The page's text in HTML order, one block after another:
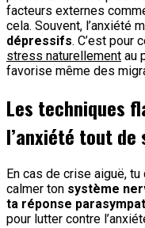
facteurs externes
cela. Souvent, l’anxiété
dépressifs. C’est pour
stress naturellement au
favorise même des
Les techniques
l’anxiété tout de
En cas de crise aiguë,
calmer ton système
ta réponse
pour lutter contre